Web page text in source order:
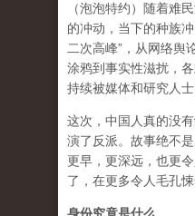
（泡泡特约） 随着难
的冲动，当下的种族
二次高峰”，从网络舆
涂鸦到事实性滋扰，
持续被媒体和研究人士
这次，中国人真的没
演了反派。故事绝不
更早，更深远，也更
了，在更多令人毛孔